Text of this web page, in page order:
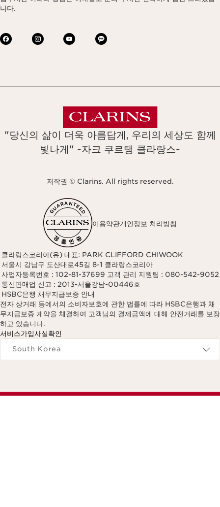
니다.
"당신의 삶이 더욱 아름답게, 우리의 세상도 함께
빛나게" -자크 쿠르탱 클라랑스-
저작권 © Clarins. All rights reserved.
이용약관개인정보 처리방침
클라랑스코리아(유) 대표: PARK CLIFFORD CHIWOOK
서울시 강남구 도산대로45길 8-1 클라랑스코리아
사업자등록번호 : 102-81-37699 고객 관리 지원팀 : 080-542-9052
통신판매업 신고 : 2013-서울강남-00446호
HSBC은행 채무지급보증 안내
전자 상거래 등에서의 소비자보호에 관한 법률에 따라 HSBC은행과 채
무지급보증 계약을 체결하여 고객님의 결제금액에 대해 안전거래를 보장
하고 있습니다.
서비스가입사실확인
Navigates to
South Korea